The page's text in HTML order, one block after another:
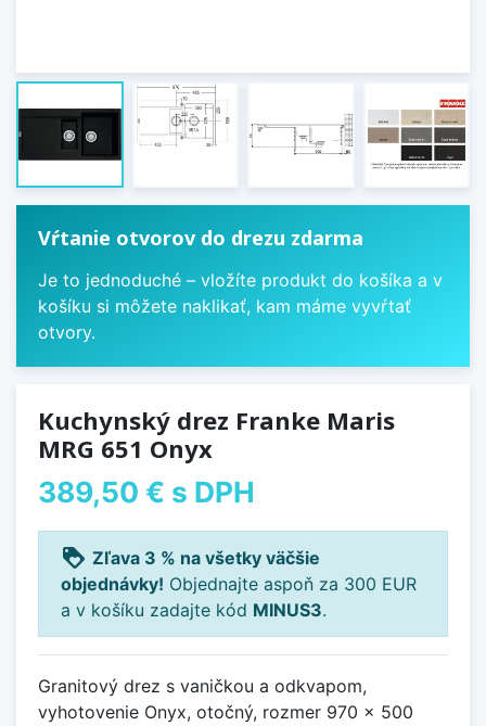
Vŕtanie otvorov do drezu zdarma
Je to jednoduché – vložíte produkt do košíka a v
košíku si môžete naklikať, kam máme vyvŕtať
otvory.
Kuchynský drez Franke Maris
MRG 651 Onyx
389,50 € s DPH
loyalty Zľava 3 % na všetky väčšie
objednávky! Objednajte aspoň za 300 EUR
a v košíku zadajte kód MINUS3.
Granitový drez s vaničkou a odkvapom,
vyhotovenie Onyx, otočný, rozmer 970 x 500